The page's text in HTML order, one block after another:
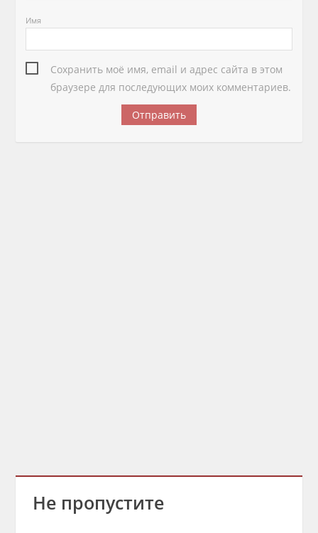
Имя
Сохранить моё имя, email и адрес сайта в этом
браузере для последующих моих комментариев.
Не пропустите